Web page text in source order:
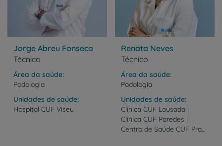
Jorge Abreu Fonseca
Técnico
Área da saúde
Podologia
Unidades de saúde
Hospital CUF Viseu
Renata Neves
Técnico
Área da saúde
Podologia
Unidades de saúde
Clínica CUF Lousada |
Clínica CUF Paredes |
Centro de Saúde CUF Praça de Alvalade - Lisboa | Hospital CUF Trindade - Porto